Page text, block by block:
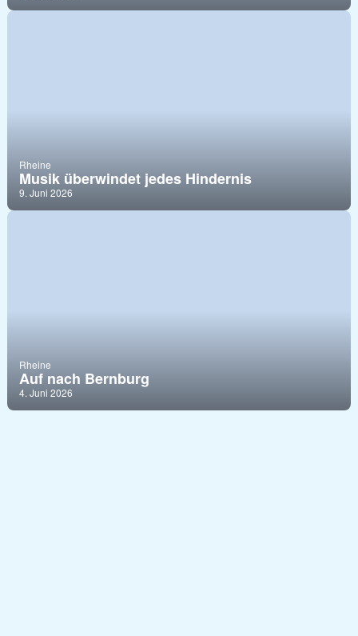
Rheine
Musik überwindet jedes Hindernis
9. Juni 2026
Rheine
Auf nach Bernburg
4. Juni 2026